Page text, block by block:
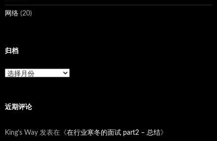
网络 (20)
归档
归
近期评论
King's Way 发表在《在行业寒冬的面试 part2 – 总结》